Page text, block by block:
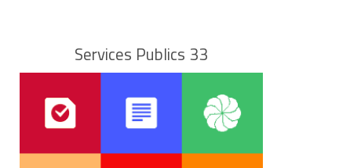
Services Publics 33